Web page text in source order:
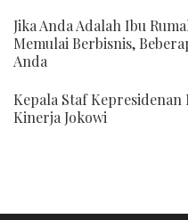
Jika Anda Adalah Ibu
Memulai Berbisnis,
Anda
Kepala Staf
Kinerja Jokowi